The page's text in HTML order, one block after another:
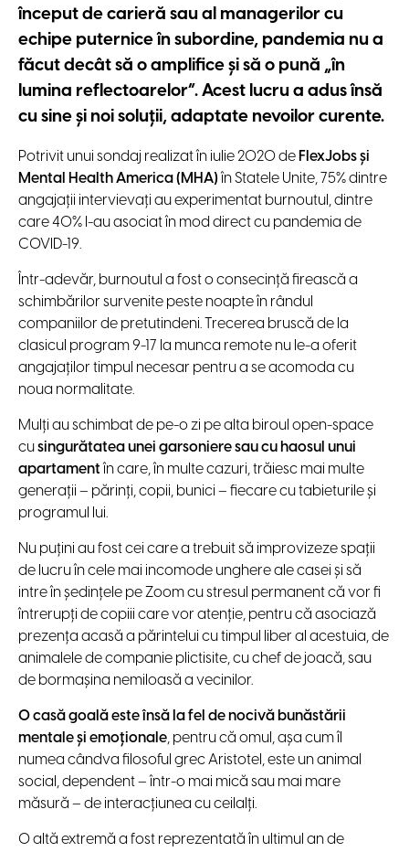
început de carieră sau al managerilor cu
echipe puternice în subordine, pandemia nu a
făcut decât să o amplifice și să o pună „în
lumina reflectoarelor”. Acest lucru a adus însă
cu sine și noi soluții, adaptate nevoilor curente.
Potrivit unui sondaj realizat în iulie 2020 de FlexJobs și
Mental Health America (MHA)în Statele Unite, 75% dintre
angajații intervievați au experimentat burnoutul, dintre
care 40% l-au asociat în mod direct cu pandemia de
COVID-19.
Într-adevăr, burnoutul a fost o consecință firească a
schimbărilor survenite peste noapte în rândul
companiilor de pretutindeni. Trecerea bruscă de la
clasicul program 9-17 la munca remote nu le-a oferit
angajaților timpul necesar pentru a se acomoda cu
noua normalitate.
Mulți au schimbat de pe-o zi pe alta biroul open-space
cusingurătatea unei garsoniere sau cu haosul unui
apartamentîn care, în multe cazuri, trăiesc mai multe
generații – părinți, copii, bunici – fiecare cu tabieturile și
programul lui.
Nu puțini au fost cei care a trebuit să improvizeze spații
de lucru în cele mai incomode unghere ale casei și să
intre în ședințele pe Zoom cu stresul permanent că vor fi
întrerupți de copiii care vor atenție, pentru că asociază
prezența acasă a părintelui cu timpul liber al acestuia, de
animalele de companie plictisite, cu chef de joacă, sau
de bormașina nemiloasă a vecinilor.
O casă goală este însă la fel de nocivă bunăstării
mentale și emoționale, pentru că omul, așa cum îl
numea cândva filosoful grec Aristotel, este un animal
social, dependent – într-o mai mică sau mai mare
măsură – de interacțiunea cu ceilalți.
O altă extremă a fost reprezentată în ultimul an de